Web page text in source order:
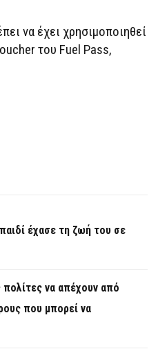
ΧΡΉΣΗΣ
ΤΟΥ
VOUCHER
να έχει χρησιμοποιηθεί
του Fuel Pass,
έχασε τη ζωή του σε
να απέχουν από
που μπορεί να